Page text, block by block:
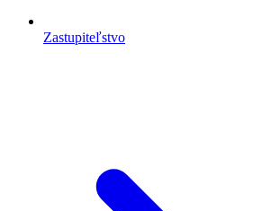
Zastupiteľstvo